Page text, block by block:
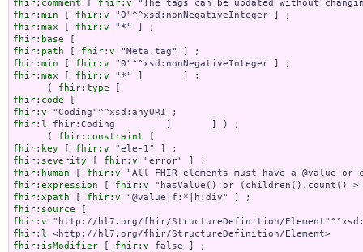
fhir:comment [ fhir:v
fhir:min [ fhir:v
fhir:max [ fhir:v
fhir:base
fhir:path [ fhir:v
fhir:min [ fhir:v
fhir:max [ fhir:v "*" ]       ] ;
      (
fhir:type
fhir:code
fhir:v
fhir:l fhir:Coding         ]       ] ) ;
      (
fhir:constraint
fhir:key [ fhir:v
fhir:severity [ fhir:v
fhir:human [ fhir:v
fhir:expression [ fhir:v
fhir:xpath [ fhir:v
fhir:source
fhir:v
fhir:l
fhir:isModifier [ fhir:v